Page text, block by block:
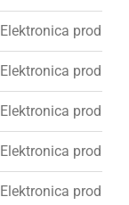
Elektronica
Elektronica
Elektronica
Elektronica
Elektronica